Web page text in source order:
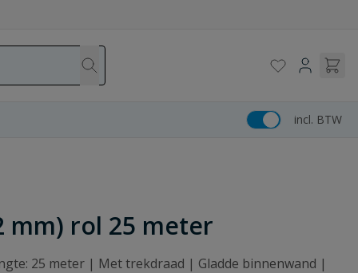
incl. BTW
mm) rol 25 meter
25 meter | Met trekdraad | Gladde binnenwand |